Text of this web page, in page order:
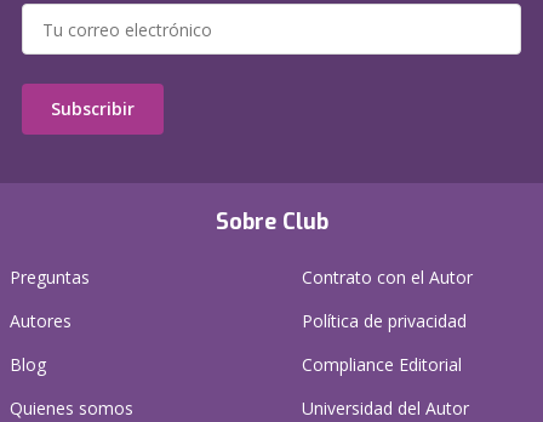
Sobre Club
Preguntas
Autores
Blog
Quienes somos
Contrato con el Autor
Política de privacidad
Compliance Editorial
Universidad del Autor
Subscribir